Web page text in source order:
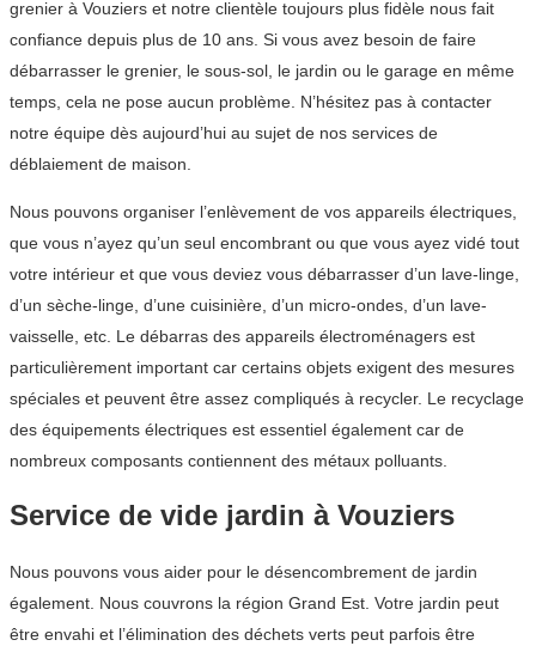
grenier à Vouziers et notre clientèle toujours plus fidèle nous fait
confiance depuis plus de 10 ans. Si vous avez besoin de faire
débarrasser le grenier, le sous-sol, le jardin ou le garage en même
temps, cela ne pose aucun problème. N’hésitez pas à contacter
notre équipe dès aujourd’hui au sujet de nos services de
déblaiement de maison.
Nous pouvons organiser l’enlèvement de vos appareils électriques,
que vous n’ayez qu’un seul encombrant ou que vous ayez vidé tout
votre intérieur et que vous deviez vous débarrasser d’un lave-linge,
d’un sèche-linge, d’une cuisinière, d’un micro-ondes, d’un lave-
vaisselle, etc. Le débarras des appareils électroménagers est
particulièrement important car certains objets exigent des mesures
spéciales et peuvent être assez compliqués à recycler. Le recyclage
des équipements électriques est essentiel également car de
nombreux composants contiennent des métaux polluants.
Service de vide jardin à Vouziers
Nous pouvons vous aider pour le désencombrement de jardin
également. Nous couvrons la région Grand Est. Votre jardin peut
être envahi et l’élimination des déchets verts peut parfois être